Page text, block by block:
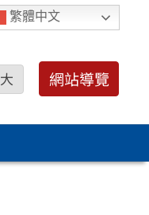
繁體中文
大 網站導覽